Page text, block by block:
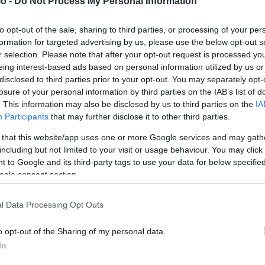
opt-out of the sale, sharing to third parties, or processing of your
for targeted advertising by us, please use the below opt-out
selection. Please note that after your opt-out request is processed
interest-based ads based on personal information utilized by us
to third parties prior to your opt-out. You may separately
of your personal information by third parties on the IAB’s list of
This information may also be disclosed by us to third parties on the
Participants that may further disclose it to other third parties.
that this website/app uses one or more Google services and may
but not limited to your visit or usage behaviour. You may
to Google and its third-party tags to use your data for below
consent section.
Data Processing Opt Outs
opt-out of the Sharing of my personal data.
εμβληματικούς ανεμόμυλους του νησιού, με την
για τις ανάγκες των γυρισμάτων. Στη συνέχεια, το
στην παραλία του Αγίου Σώστη, όπου η Λίλι Κόλινς
σε πρώιμα γυρίσματα που ξεκίνησαν τα